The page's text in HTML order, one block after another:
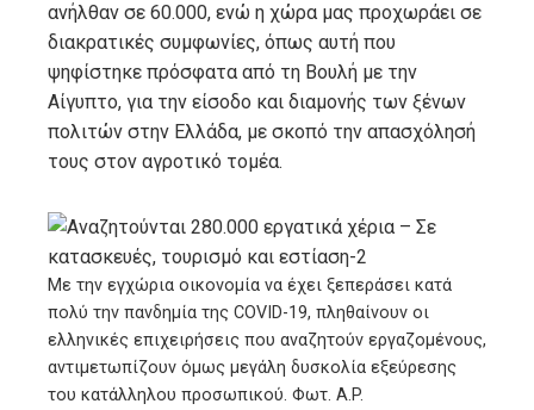
ανήλθαν σε 60.000, ενώ η χώρα μας προχωράει σε
διακρατικές συμφωνίες, όπως αυτή που
ψηφίστηκε πρόσφατα από τη Βουλή με την
Αίγυπτο, για την είσοδο και διαμονής των ξένων
πολιτών στην Ελλάδα, με σκοπό την απασχόλησή
τους στον αγροτικό τομέα.
Με την εγχώρια οικονομία να έχει ξεπεράσει κατά
πολύ την πανδημία της COVID-19, πληθαίνουν οι
ελληνικές επιχειρήσεις που αναζητούν εργαζομένους,
αντιμετωπίζουν όμως μεγάλη δυσκολία εξεύρεσης
του κατάλληλου προσωπικού. Φωτ. A.P.